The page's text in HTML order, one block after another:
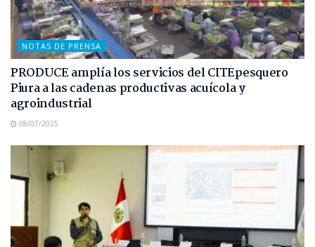
NOTAS DE PRENSA
PRODUCE amplía los servicios del CITEpesquero
Piura a las cadenas productivas acuícola y
agroindustrial
08/07/2025